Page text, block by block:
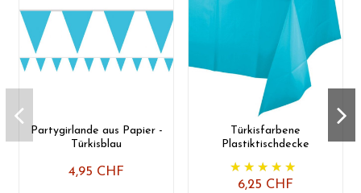
Partygirlande aus Papier -
Türkisblau
4,95 CHF
Türkisfarbene
Plastiktischdecke
6,25 CHF